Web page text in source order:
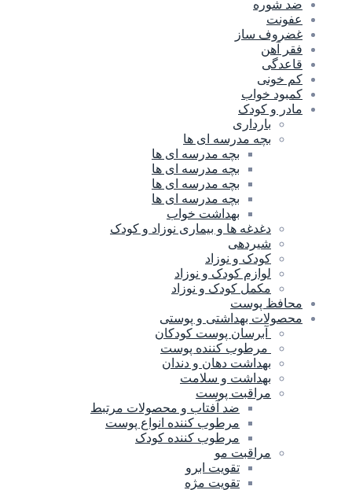
ضد شوره
عفونت
غضروف ساز
فقر آهن
قاعدگی
کم خونی
کمبود خواب
مادر و کودک
بارداری
بچه مدرسه ای ها
بچه مدرسه اى ها
بچه مدرسه ای ها
بچه مدرسه ای ها
بچه مدرسه ای ها
بهداشت خواب
دغدغه ها و بیماری نوزاد و کودک
شیردهی
کودک و نوزاد
لوازم کودک و نوزاد
مکمل کودک و نوزاد
محافظ پوست
محصولات بهداشتی و پوستی
آبرسان پوست کودکان
مرطوب کننده پوست
بهداشت دهان و دندان
بهداشت و سلامت
مراقبت پوست
ضد آفتاب و محصولات مرتبط
مرطوب کننده انواع پوست
مرطوب کننده کودک
مراقبت مو
تقویت ابرو
تقویت مژه